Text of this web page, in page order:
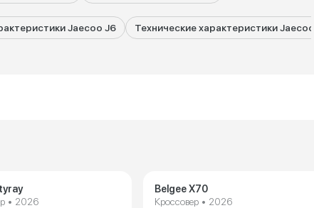
Jaecoo J6 Технические характеристики Jaecoo
• 2026
Belgee X70
Кроссовер • 2026